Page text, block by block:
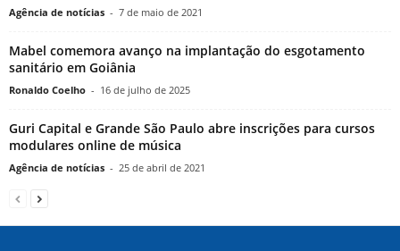
Agência de notícias - 7 de maio de 2021
Mabel comemora avanço na implantação do esgotamento
sanitário em Goiânia
Ronaldo Coelho - 16 de julho de 2025
Guri Capital e Grande São Paulo abre inscrições para cursos
modulares online de música
Agência de notícias - 25 de abril de 2021